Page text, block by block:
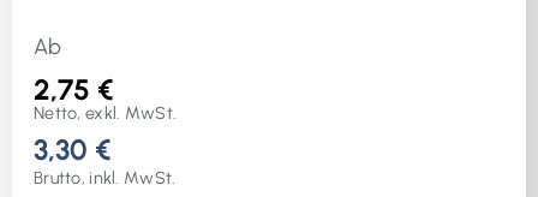
Ab
2,75 €
Netto, exkl. MwSt.
3,30 €
Brutto, inkl. MwSt.